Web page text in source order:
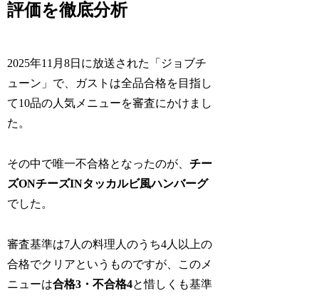
評価を徹底分析
2025年11月8日に放送された「ジョブチ
ューン」で、ガストは全品合格を目指し
て10品の人気メニューを審査にかけまし
た。
その中で唯一不合格となったのが、チー
ズONチーズINタッカルビ風ハンバーグ
でした。
審査基準は7人の料理人のうち4人以上の
合格でクリアというものですが、このメ
ニューは合格3・不合格4と惜しくも基準